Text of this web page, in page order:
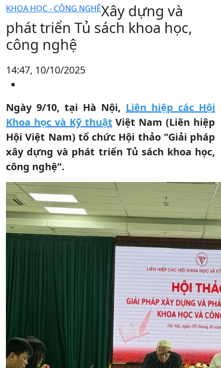
KHOA HỌC - CÔNG NGHỆXây dựng và
phát triển Tủ sách khoa học,
công nghệ
14:47, 10/10/2025
Ngày 9/10, tại Hà Nội, Liên hiệp các Hội
Khoa học và Kỹ thuật Việt Nam (Liên hiệp
Hội Việt Nam) tổ chức Hội thảo "Giải pháp
xây dựng và phát triển Tủ sách khoa học,
công nghệ”.